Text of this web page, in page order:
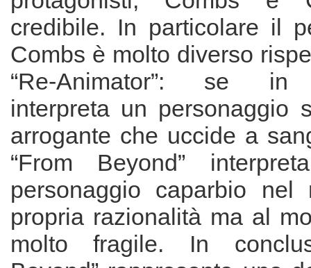
credibile. In particolare il
Combs è molto diverso
“Re-Animator”: se in
interpreta un personaggio
arrogante che uccide a
“From Beyond”
personaggio caparbio nel
propria razionalità ma al
molto fragile. In